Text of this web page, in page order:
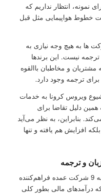
نمونه، انتظار نداریم که
خطوط هواپیمایی مثل قبل
ها به هیچ وجه نیازی به
نیست. این برندها
و مخاطبان باالقوه
ترجمه وجود دارد.
ویروس کرونا به خدمات
دلیل تقاضا برای
بنابراین، به نظر می‌آید
افزایش هم یافته و تنها
و ترجمه
در یک ارزیابی آماری، میزان صدمه به 9 شرکت عمده فراهم‌کننده
درآمدهای مالی بطور کلی